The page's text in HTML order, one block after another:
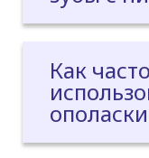
Как